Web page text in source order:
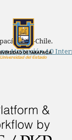
Arica-Chile.
Atribución 4.0